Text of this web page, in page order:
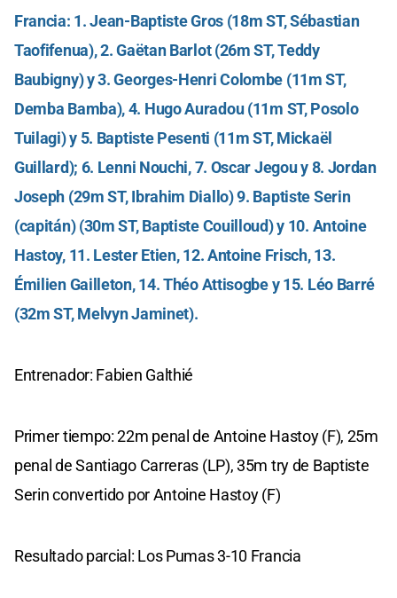
Francia: 1. Jean-Baptiste Gros (18m ST, Sébastian
Taofifenua), 2. Gaëtan Barlot (26m ST, Teddy
Baubigny) y 3. Georges-Henri Colombe (11m ST,
Demba Bamba), 4. Hugo Auradou (11m ST, Posolo
Tuilagi) y 5. Baptiste Pesenti (11m ST, Mickaël
Guillard); 6. Lenni Nouchi, 7. Oscar Jegou y 8. Jordan
Joseph (29m ST, Ibrahim Diallo) 9. Baptiste Serin
(capitán) (30m ST, Baptiste Couilloud) y 10. Antoine
Hastoy, 11. Lester Etien, 12. Antoine Frisch, 13.
Émilien Gailleton, 14. Théo Attisogbe y 15. Léo Barré
(32m ST, Melvyn Jaminet).
Entrenador: Fabien Galthié
Primer tiempo: 22m penal de Antoine Hastoy (F), 25m
penal de Santiago Carreras (LP), 35m try de Baptiste
Serin convertido por Antoine Hastoy (F)
Resultado parcial: Los Pumas 3-10 Francia